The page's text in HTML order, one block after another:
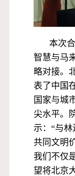
本次
智慧与马
略对接。
表了中国
国家与城
尖水平。
示：“与
共同文明
我们不仅
望将北京